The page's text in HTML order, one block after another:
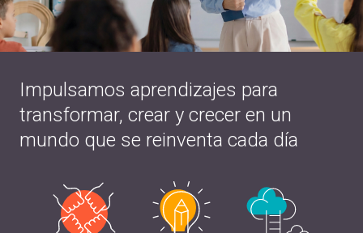
Impulsamos aprendizajes para
transformar, crear y crecer en un
mundo que se reinventa cada día